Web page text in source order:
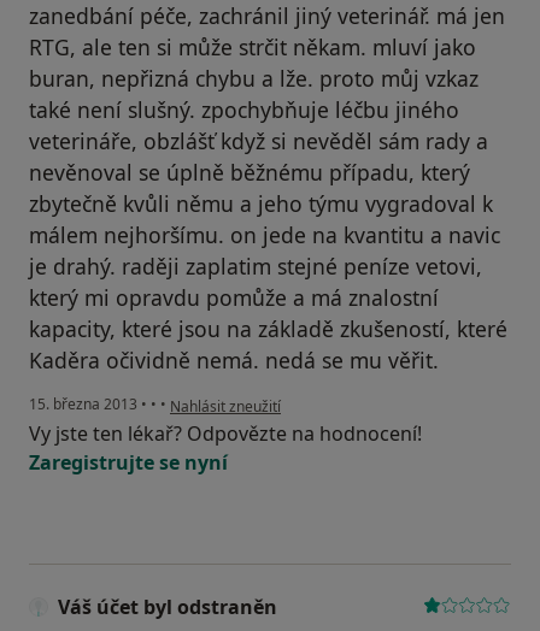
zanedbání péče, zachránil jiný veterinář. má jen
RTG, ale ten si může strčit někam. mluví jako
buran, nepřizná chybu a lže. proto můj vzkaz
také není slušný. zpochybňuje léčbu jiného
veterináře, obzlášť když si nevěděl sám rady a
nevěnoval se úplně běžnému případu, který
zbytečně kvůli němu a jeho týmu vygradoval k
málem nejhoršímu. on jede na kvantitu a navic
je drahý. raději zaplatim stejné peníze vetovi,
který mi opravdu pomůže a má znalostní
kapacity, které jsou na základě zkušeností, které
Kaděra očividně nemá. nedá se mu věřit.
15. března 2013 • • • podle názoru uživatele Váš účet byl odstraněn
Nahlásit zneužití
Vy jste ten lékař? Odpovězte na hodnocení!
Zaregistrujte se nyní
Váš účet byl odstraněn